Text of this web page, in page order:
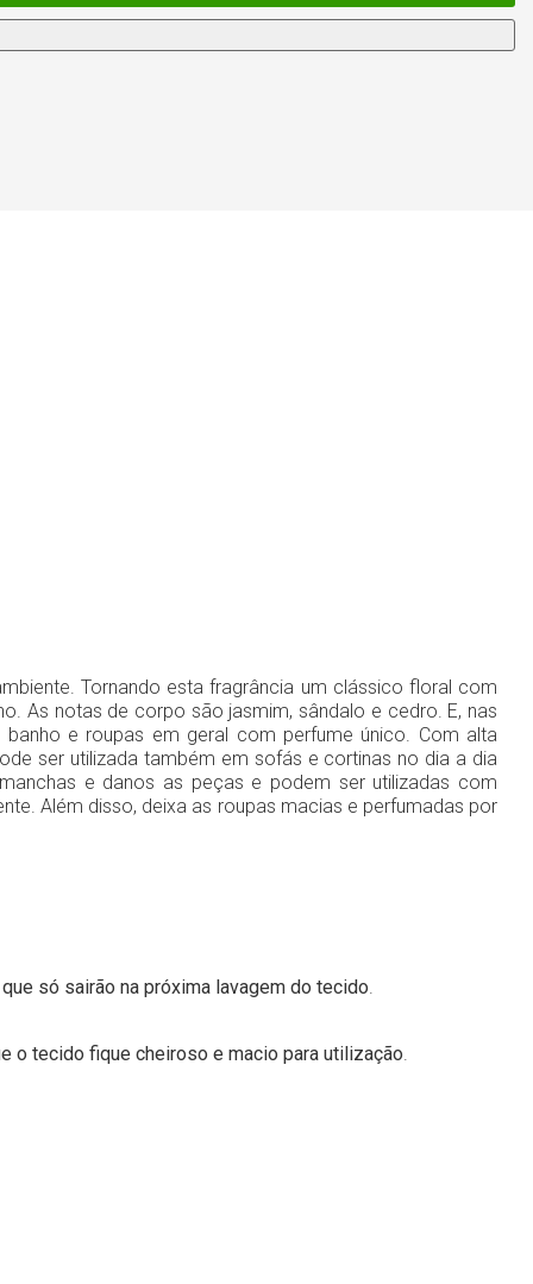
Tornando esta fragrância um clássico floral com
As notas de corpo são jasmim, sândalo e cedro. E, nas
e roupas em geral com perfume único. Com alta
ser utilizada também em sofás e cortinas no dia a dia
e danos as peças e podem ser utilizadas com
Além disso, deixa as roupas macias e perfumadas por
só sairão na próxima lavagem do tecido.
o tecido fique cheiroso e macio para utilização.